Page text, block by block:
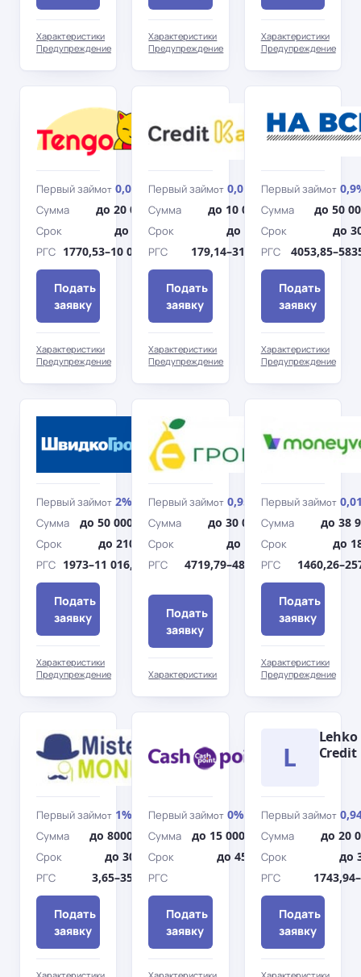
Характеристики
Предупреждение
Характеристики
Предупреждение
Характеристики
Предупреждение
Первый займот 0,01% /день
Сумма до 20 000 грн
Срок до 360 дн.
РГС 1770,53–10 037,98%
Подать
заявку
Характеристики
Предупреждение
Кредит
Касса
Первый займот 0,01% /день
Сумма до 10 000 грн
Срок до 365 дн.
РГС 179,14–3116,24%
Подать
заявку
Характеристики
Предупреждение
Первый займот
Сумма до 50
Срок до
РГС
Подать
заявку
Характеристики
Предупреждение
ШвыдкоГроши
Первый займот 2% /день
Сумма до 50 000 грн
Срок до 210 дн.
РГС 1973–11 016,79%
Подать
заявку
Характеристики
Предупреждение
гроши
Первый займот 0,95% /день
Сумма до 30 000 грн
Срок до 360 дн.
РГС 4719,79–4863,93%
Подать
заявку
Характеристики
Первый займот
Сумма до 38
Срок до
РГС
Подать
заявку
Характеристики
Предупреждение
Мани
Первый займот 1% /день
Сумма до 8000 грн
Срок до 30 дн.
РГС 3,65–3546%
Подать
заявку
Cashpoint
Первый займот 0% /день
Сумма до 15 000 грн
Срок до 45 дн.
РГС 0%
Подать
заявку
L
Lehko
Credit
Первый займот
Сумма до 20
Срок до
РГС
Подать
заявку